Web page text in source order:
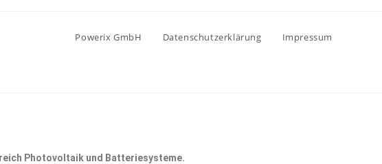
Powerix GmbH Datenschutzerklärung Impressum
Photovoltaik und Batteriesysteme.